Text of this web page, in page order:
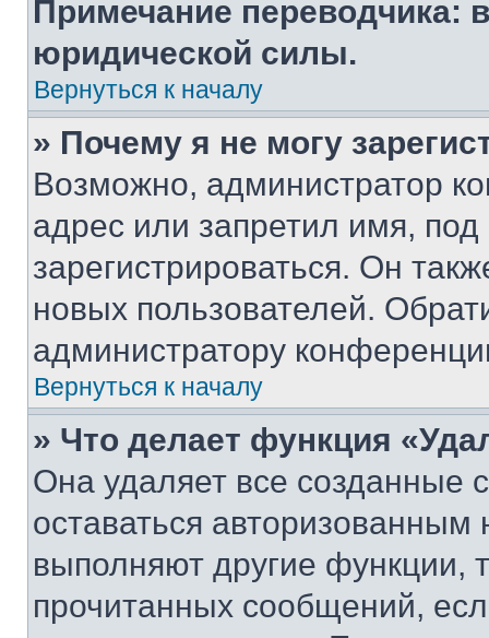
Примечание переводчика:
юридической силы.
Вернуться к началу
» Почему я не могу
Возможно, администратор
адрес или запретил имя,
зарегистрироваться. Он
новых пользователей.
администратору
Вернуться к началу
» Что делает функция
Она удаляет все созданные
оставаться
выполняют другие функции,
прочитанных сообщений,